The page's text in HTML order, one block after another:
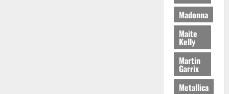
Madonna
Maite
Kelly
Martin
Garrix
Metallica